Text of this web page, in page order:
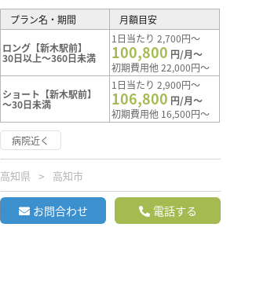
プラン名・期間 月額目安
ロング【新木駅前】
30日以上～360日未満
1日当たり 2,700円～
100,800 円/月～
初期費用他 22,000円～
ショート【新木駅前】
～30日未満
1日当たり 2,900円～
106,800 円/月～
初期費用他 16,500円～
病院近く
高知県 高知市
お問合わせ 電話する